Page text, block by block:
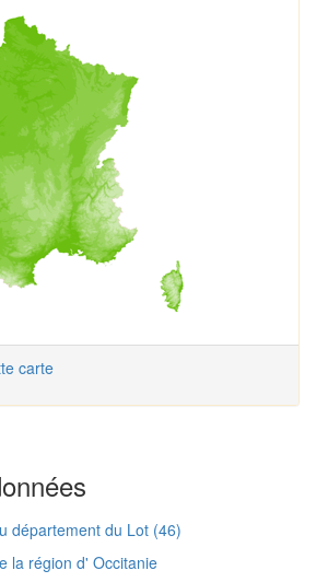
carte
département du Lot (46)
la région d' Occitanie